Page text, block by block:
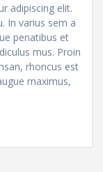
adipiscing elit.
In varius sem a
penatibus et
mus. Proin
rhoncus est
maximus,